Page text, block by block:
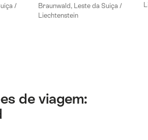
/
Braunwald, Leste da Suíça /
Liechtenstein
de viagem: